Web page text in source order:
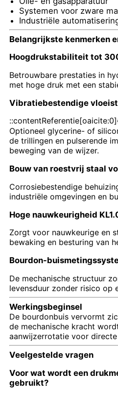
vloeistofgevulde drukmeter
Elektrische
Druktestsets
droge drukmeter
Mini-drukmeter
Drukmeter voor
Glow In The Dark-
Typen drukmeters
Systemen voor zware
Industriële
Belangrijkste kenmerken
Hoogdrukstabiliteit tot
Betrouwbare prestaties in
met hoge druk met een
Vibratiebestendige
Optioneel glycerine- of
de trillingen en pulserende
beweging van de wijzer.
Bouw van roestvrij staal
Corrosiebestendige
industriële omgevingen en
Hoge nauwkeurigheid
Zorgt voor nauwkeurige en
bewaking en besturing van
Bourdon-
De mechanische structuur
levensduur zonder risico op
Werkingsbeginsel
De bourdonbuis vervormt
de mechanische kracht
aanwijzerrotatie voor
Veelgestelde vragen
Voor wat wordt een
gebruikt?